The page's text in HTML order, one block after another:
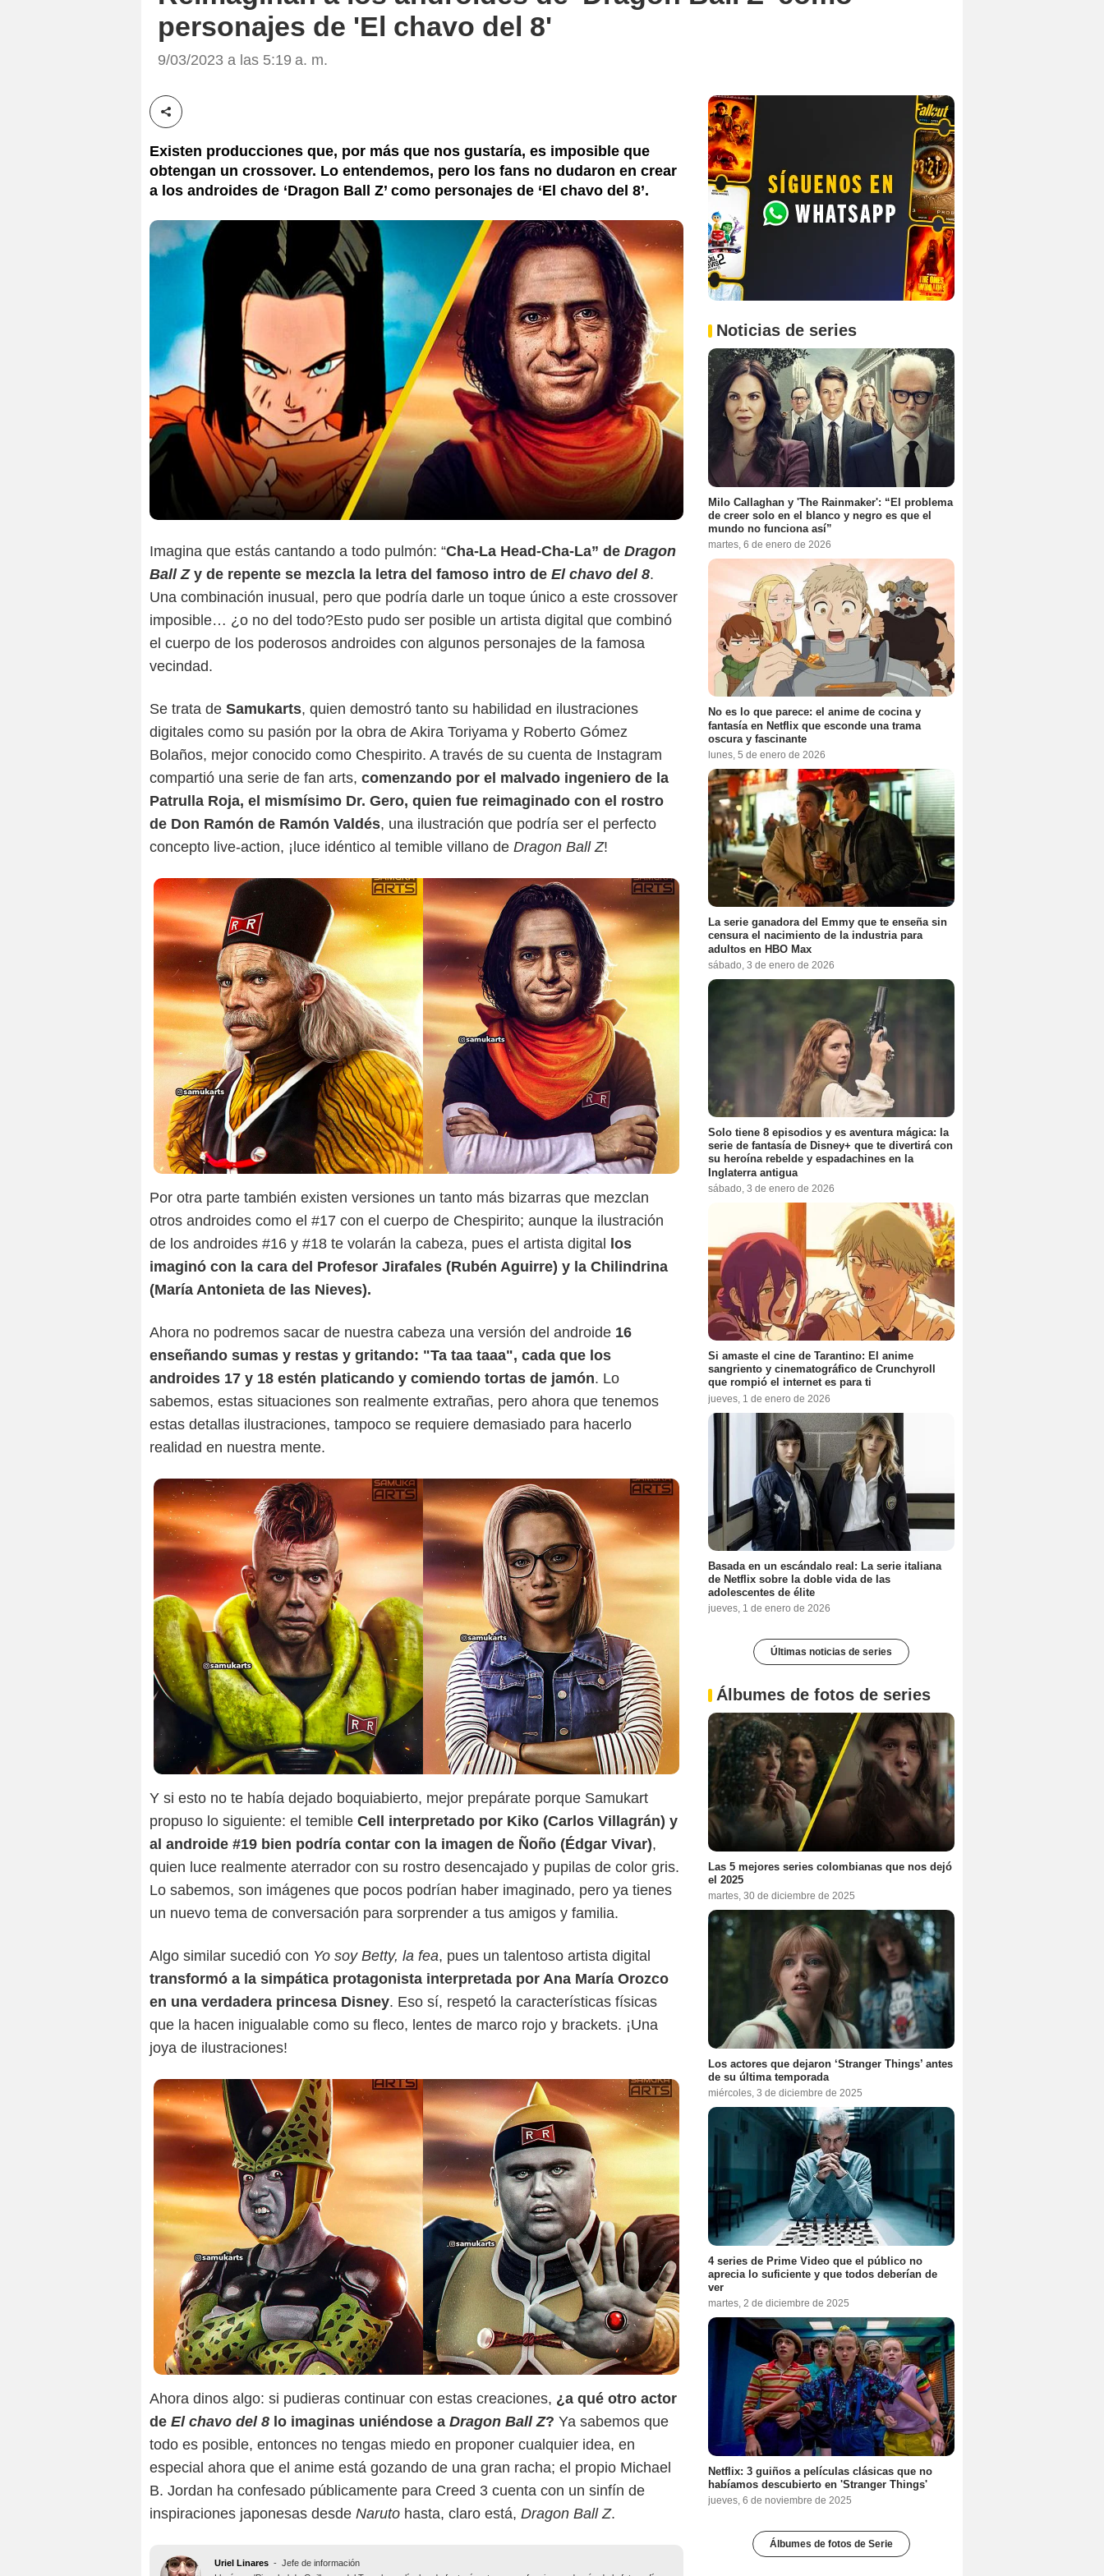
personajes de 'El chavo del 8'
9/03/2023 a las 5:19 a. m.
Compartir esta noticia
Existen producciones que, por más que nos gustaría, es imposible que
obtengan un crossover. Lo entendemos, pero los fans no dudaron en crear
a los androides de ‘Dragon Ball Z’ como personajes de ‘El chavo del 8’.
Imagina que estás cantando a todo pulmón: “Cha-La Head-Cha-La” de Dragon
Ball Zy de repente se mezcla la letra del famoso intro de El chavo del 8.
Una combinación inusual, pero que podría darle un toque único a este crossover
imposible… ¿o no del todo?Esto pudo ser posible un artista digital que combinó
el cuerpo de los poderosos androides con algunos personajes de la famosa
vecindad.
Se trata de Samukarts, quien demostró tanto su habilidad en ilustraciones
digitales como su pasión por la obra de Akira Toriyama y Roberto Gómez
Bolaños, mejor conocido como Chespirito. A través de su cuenta de Instagram
compartió una serie de fan arts, comenzando por el malvado ingeniero de la
Patrulla Roja, el mismísimo Dr. Gero, quien fue reimaginado con el rostro
de Don Ramón de Ramón Valdés, una ilustración que podría ser el perfecto
concepto live-action, ¡luce idéntico al temible villano de Dragon Ball Z!
Samukarts
Por otra parte también existen versiones un tanto más bizarras que mezclan
otros androides como el #17 con el cuerpo de Chespirito; aunque la ilustración
de los androides #16 y #18 te volarán la cabeza, pues el artista digital
los
imaginó con la cara del Profesor Jirafales (Rubén Aguirre) y la Chilindrina
(María Antonieta de las Nieves).
Ahora no podremos sacar de nuestra cabeza una versión del androide 16
enseñando sumas y restas y gritando: "Ta taa taaa", cada que los
androides 17 y 18 estén platicando y comiendo tortas de jamón. Lo
sabemos, estas situaciones son realmente extrañas, pero ahora que tenemos
estas detallas ilustraciones, tampoco se requiere demasiado para hacerlo
realidad en nuestra mente.
Y si esto no te había dejado boquiabierto, mejor prepárate porque Samukart
propuso lo siguiente: el temible Cell interpretado por Kiko (Carlos Villagrán) y
al androide #19 bien podría contar con la imagen de Ñoño (Édgar Vivar),
quien luce realmente aterrador con su rostro desencajado y pupilas de color gris.
Lo sabemos, son imágenes que pocos podrían haber imaginado, pero ya tienes
un nuevo tema de conversación para sorprender a tus amigos y familia.
Algo similar sucedió con Yo soy Betty, la fea, pues un talentoso artista digital
transformó a la simpática protagonista interpretada por Ana María Orozco
en una verdadera princesa Disney. Eso sí, respetó la características físicas
que la hacen inigualable como su fleco, lentes de marco rojo y brackets. ¡Una
joya de ilustraciones!
Samukarts
Ahora dinos algo: si pudieras continuar con estas creaciones, ¿a qué otro actor
de El chavo del 8 lo imaginas uniéndose a Dragon Ball Z? Ya sabemos que
todo es posible, entonces no tengas miedo en proponer cualquier idea, en
especial ahora que el anime está gozando de una gran racha; el propio Michael
B. Jordan ha confesado públicamente para Creed 3 cuenta con un sinfín de
inspiraciones japonesas desde Naruto hasta, claro está, Dragon Ball Z.
Uriel Linares - Jefe de información
Noticias de series
Milo Callaghan y 'The Rainmaker': “El problema
de creer solo en el blanco y negro es que el
mundo no funciona así”
martes, 6 de enero de 2026
No es lo que parece: el anime de cocina y
fantasía en Netflix que esconde una trama
oscura y fascinante
lunes, 5 de enero de 2026
La serie ganadora del Emmy que te enseña sin
censura el nacimiento de la industria para
adultos en HBO Max
sábado, 3 de enero de 2026
Solo tiene 8 episodios y es aventura mágica: la
serie de fantasía de Disney+ que te divertirá con
su heroína rebelde y espadachines en la
Inglaterra antigua
sábado, 3 de enero de 2026
Si amaste el cine de Tarantino: El anime
sangriento y cinematográfico de Crunchyroll
que rompió el internet es para ti
jueves, 1 de enero de 2026
Basada en un escándalo real: La serie italiana
de Netflix sobre la doble vida de las
adolescentes de élite
jueves, 1 de enero de 2026
Últimas noticias de series
Álbumes de fotos de series
Las 5 mejores series colombianas que nos dejó
el 2025
martes, 30 de diciembre de 2025
Los actores que dejaron ‘Stranger Things’ antes
de su última temporada
miércoles, 3 de diciembre de 2025
4 series de Prime Video que el público no
aprecia lo suficiente y que todos deberían de
ver
martes, 2 de diciembre de 2025
Netflix: 3 guiños a películas clásicas que no
habíamos descubierto en 'Stranger Things'
jueves, 6 de noviembre de 2025
Álbumes de fotos de Serie